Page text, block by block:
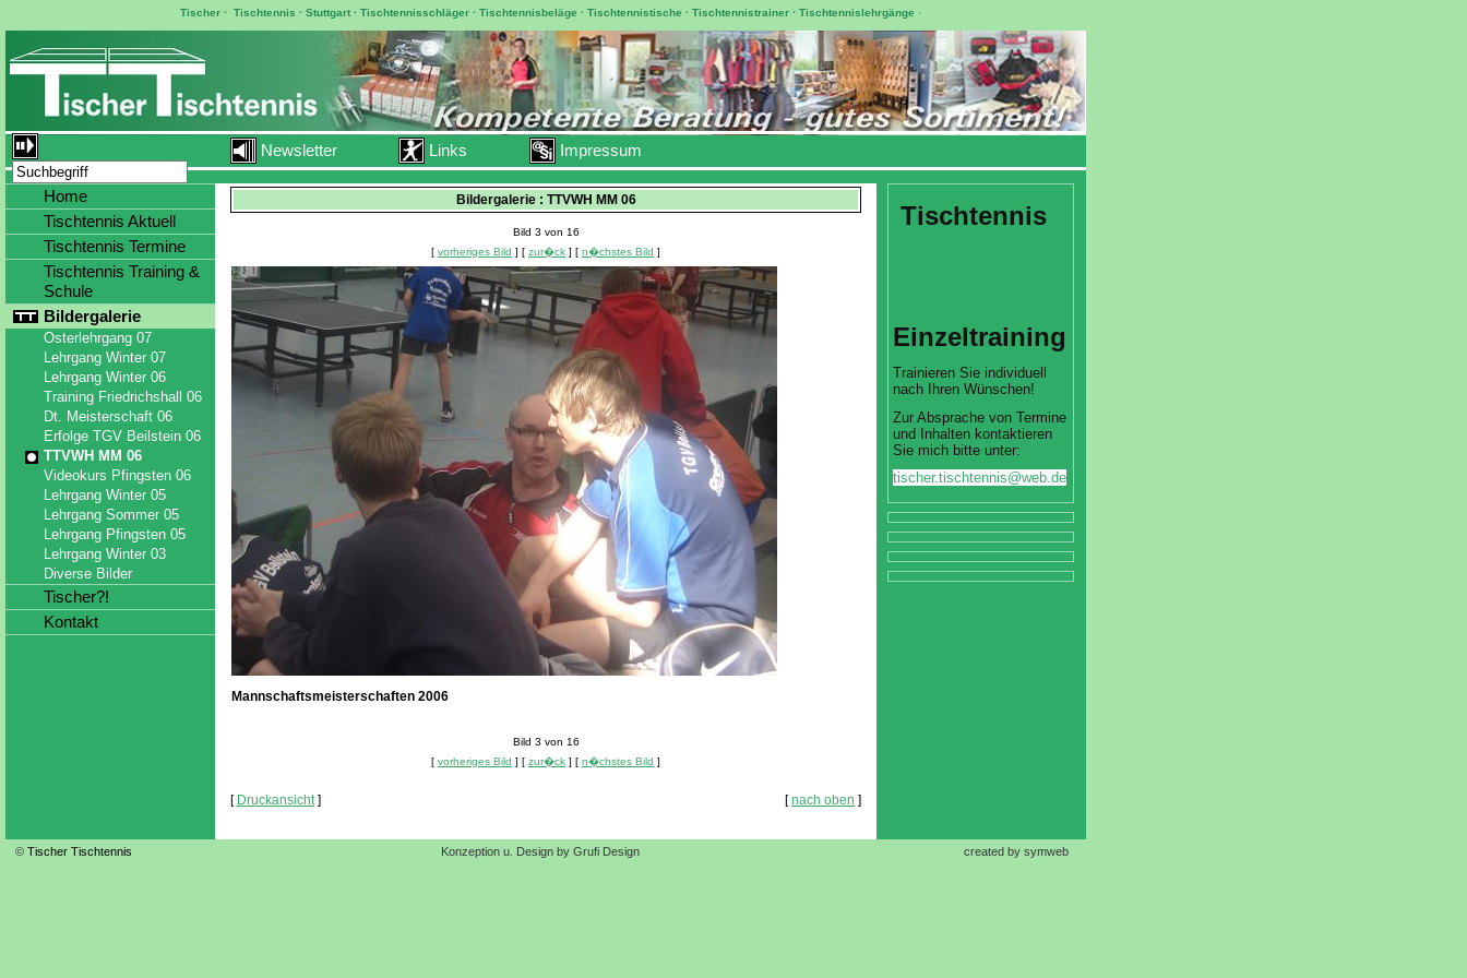
Tischer· Tischtennis · Stuttgart· Tischtennisschläger· Tischtennisbeläge · Tischtennistische · Tischtennistrainer· Tischtennislehrgänge ·
Newsletter Links Impressum
Bildergalerie : TTVWH MM 06
Bild 3 von 16
[ vorheriges Bild ] [ zur�ck ] [ n�chstes Bild ]
Mannschaftsmeisterschaften 2006
Bild 3 von 16
[ vorheriges Bild ] [ zur�ck ] [ n�chstes Bild ]
[nach oben ]
[ Druckansicht]
Home
Tischtennis Aktuell
Tischtennis Termine
Tischtennis Training &
Schule
Bildergalerie
Osterlehrgang 07
Lehrgang Winter 07
Lehrgang Winter 06
Training Friedrichshall 06
Dt. Meisterschaft 06
Erfolge TGV Beilstein 06
TTVWH MM 06
Videokurs Pfingsten 06
Lehrgang Winter 05
Lehrgang Sommer 05
Lehrgang Pfingsten 05
Lehrgang Winter 03
Diverse Bilder
Tischer?!
Kontakt
Tischtennis
Einzeltraining
Trainieren Sie individuell
nach Ihren Wünschen!
Zur Absprache von Termine
und Inhalten kontaktieren
Sie mich bitte unter:
tischer.tischtennis@web.de
© Tischer Tischtennis Konzeption u. Design by Grufi Design created by symweb